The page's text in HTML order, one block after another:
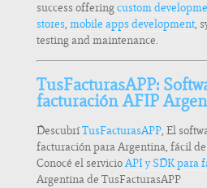
success offeringcustom
stores, mobile apps development,
testing and maintenance.
TusFacturasAPP:
facturación AFIP
DescubríTusFacturasAPP, El
facturación para Argentina, fácil de
Conocé el servicioAPI y SDK para
Argentina de TusFacturasAPP